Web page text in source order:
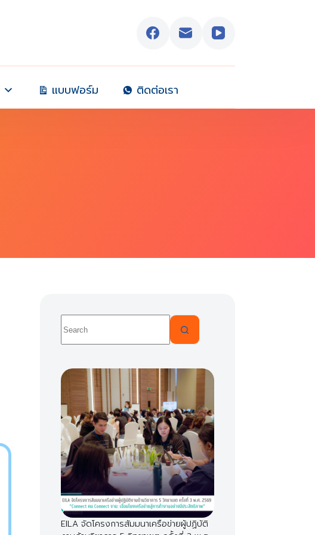
แบบฟอร์ม ติดต่อเรา
results
EILA จัดโครงการสัมมนาเครือข่ายผู้ปฏิบัติ